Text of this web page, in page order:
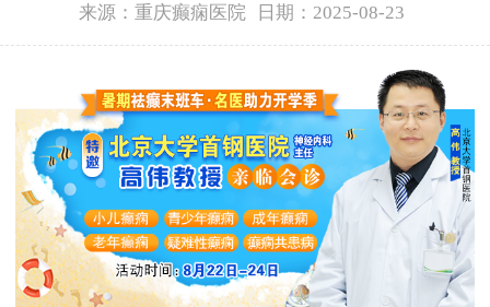
来源：重庆癫痫医院 日期：2025-08-23